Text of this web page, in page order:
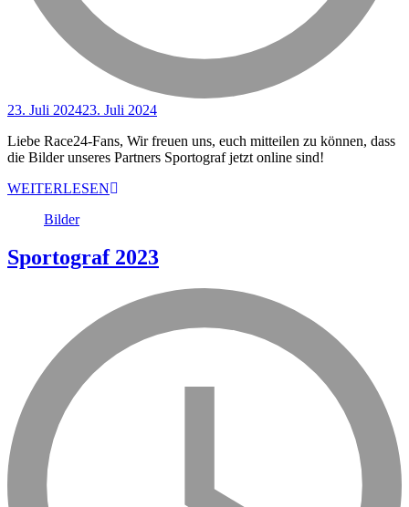
23. Juli 202423. Juli 2024
Liebe Race24-Fans, Wir freuen uns, euch mitteilen zu können, dass
die Bilder unseres Partners Sportograf jetzt online sind!
WEITERLESEN
Bilder
Sportograf 2023